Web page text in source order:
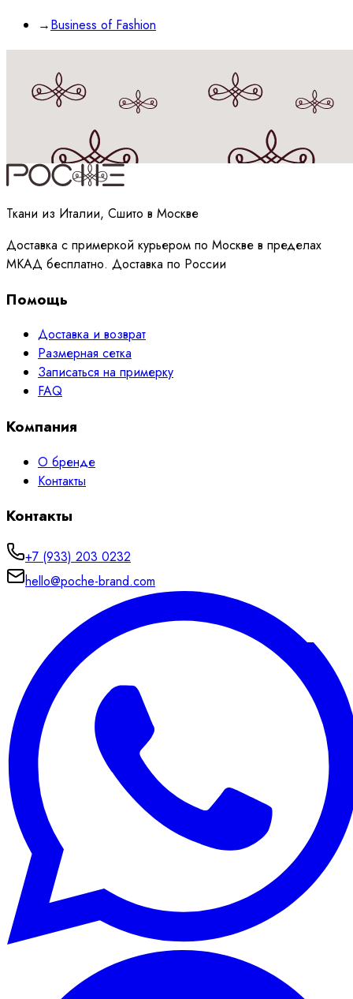
→Business of Fashion
Принимаюполитикуобработки данных
Ткани из Италии, Сшито в Москве
Доставка с примеркой курьером по Москве в пределах
МКАД бесплатно. Доставка по России
Помощь
Доставка и возврат
Размерная сетка
Записаться на примерку
FAQ
Компания
О бренде
Контакты
Контакты
+7 (933) 203 0232
hello@poche-brand.com